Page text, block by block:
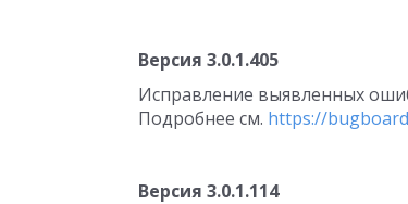
Версия 3.0.1.405
Исправление выявленных
Подробнее см. https://
Версия 3.0.1.114